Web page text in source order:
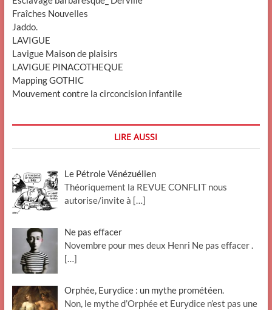
Fraîches Nouvelles
Jaddo.
LAVIGUE
Lavigue Maison de plaisirs
LAVIGUE PINACOTHEQUE
Mapping GOTHIC
Mouvement contre la circoncision infantile
LIRE AUSSI
Le Pétrole Vénézuélien
Théoriquement la REVUE CONFLIT nous
autorise/invite à […]
Ne pas effacer
Novembre pour mes deux Henri Ne pas effacer .
[…]
Orphée, Eurydice : un mythe prométéen.
Non, le mythe d’Orphée et Eurydice n’est pas une